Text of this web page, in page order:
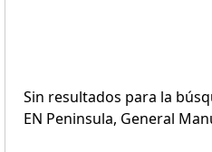
Sin resultados para la
EN Peninsula, General